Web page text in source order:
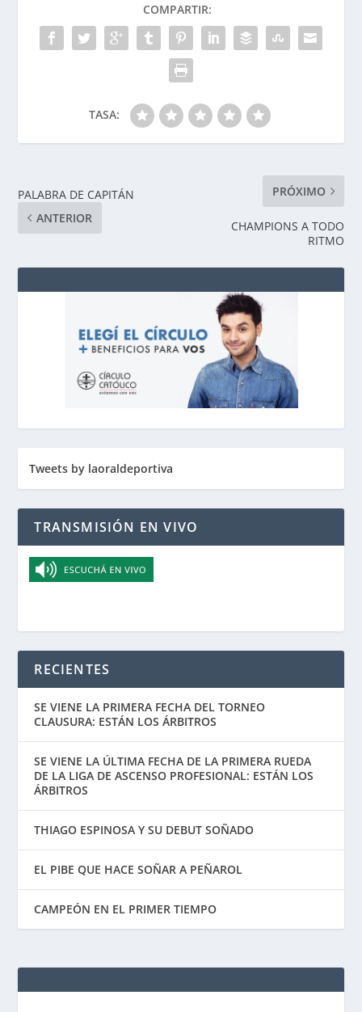
COMPARTIR:
TASA:
PALABRA DE CAPITÁN
ANTERIOR
PRÓXIMO
CHAMPIONS A TODO
RITMO
Tweets by laoraldeportiva
TRANSMISIÓN EN VIVO
RECIENTES
SE VIENE LA PRIMERA FECHA DEL TORNEO
CLAUSURA: ESTÁN LOS ÁRBITROS
SE VIENE LA ÚLTIMA FECHA DE LA PRIMERA RUEDA
DE LA LIGA DE ASCENSO PROFESIONAL: ESTÁN LOS
ÁRBITROS
THIAGO ESPINOSA Y SU DEBUT SOÑADO
EL PIBE QUE HACE SOÑAR A PEÑAROL
CAMPEÓN EN EL PRIMER TIEMPO